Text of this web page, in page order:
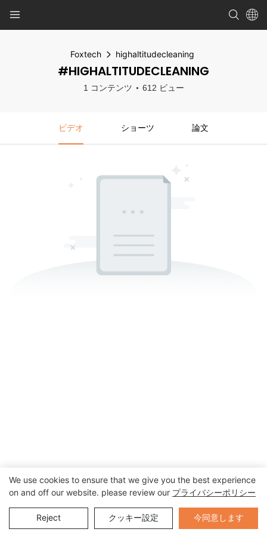
Foxtech highaltitudecleaning
#HIGHALTITUDECLEANING
1 コンテンツ 612 ビュー
ビデオ ショーツ 論文
Send Inquiry
We use cookies to ensure that we give you the best experience
on and off our website. please review our プライバシーポリシー
Reject クッキー設定 今同意します